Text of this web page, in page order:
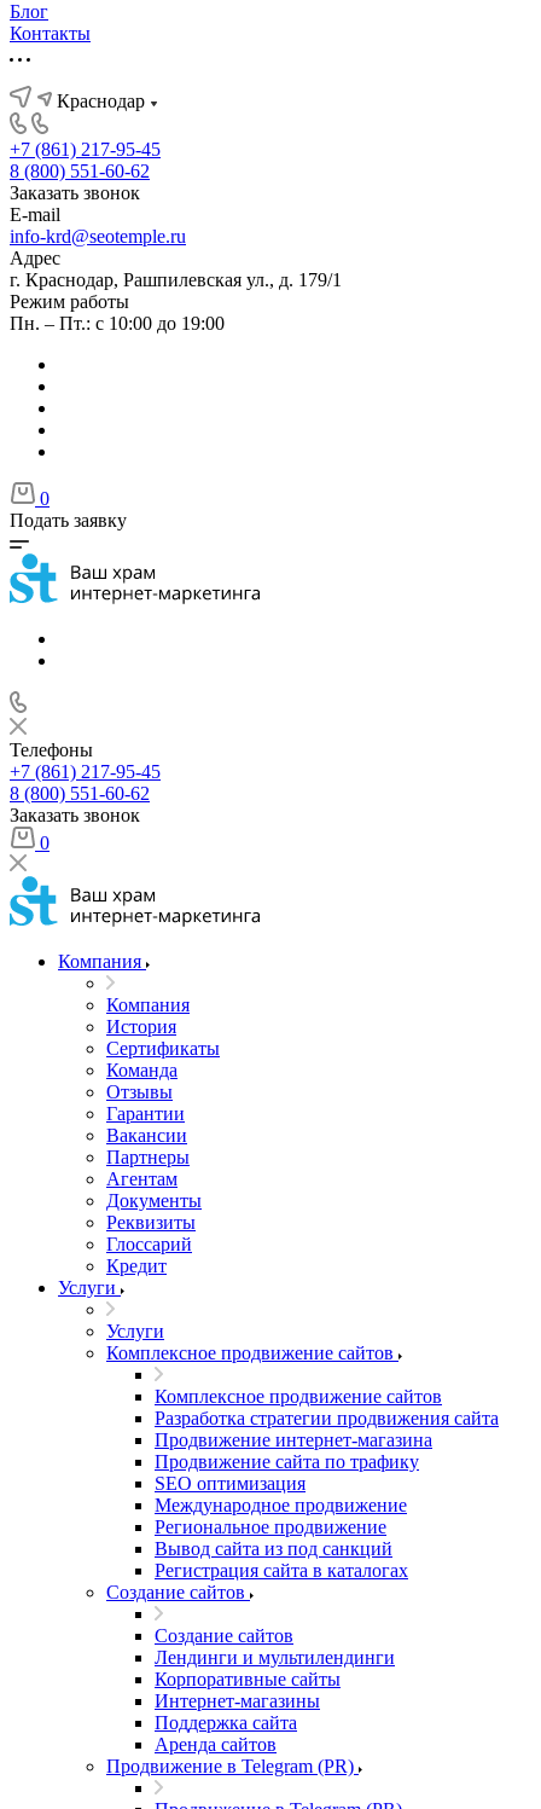
Блог
Контакты
Краснодар
+7 (861) 217-95-45
8 (800) 551-60-62
Заказать звонок
E-mail
info-krd@seotemple.ru
Адрес
г. Краснодар, Рашпилевская ул., д. 179/1
Режим работы
Пн. – Пт.: с 10:00 до 19:00
0
Подать заявку
Телефоны
+7 (861) 217-95-45
8 (800) 551-60-62
Заказать звонок
0
Компания
Компания
История
Сертификаты
Команда
Отзывы
Гарантии
Вакансии
Партнеры
Агентам
Документы
Реквизиты
Глоссарий
Кредит
Услуги
Услуги
Комплексное продвижение сайтов
Комплексное продвижение сайтов
Разработка стратегии продвижения сайта
Продвижение интернет-магазина
Продвижение сайта по трафику
SEO оптимизация
Международное продвижение
Региональное продвижение
Вывод сайта из под санкций
Регистрация сайта в каталогах
Создание сайтов
Создание сайтов
Лендинги и мультилендинги
Корпоративные сайты
Интернет-магазины
Поддержка сайта
Аренда сайтов
Продвижение в Telegram (PR)